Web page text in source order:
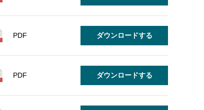
PDF ダウンロードする
PDF ダウンロードする